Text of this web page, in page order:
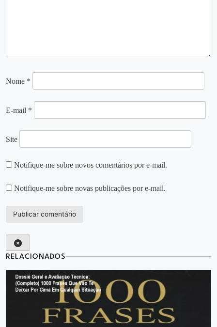
Nome *
E-mail *
Site
Notifique-me sobre novos comentários por e-mail.
Notifique-me sobre novas publicações por e-mail.
RELACIONADOS